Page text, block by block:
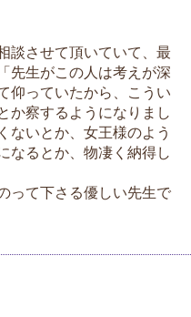
談させて頂いていて、最
先生がこの人は考えが深
仰っていたから、こうい
か察するようになりまし
ないとか、女王様のよう
なるとか、物凄く納得し
って下さる優しい先生で